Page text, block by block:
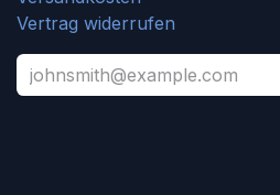
Vertrag widerrufen